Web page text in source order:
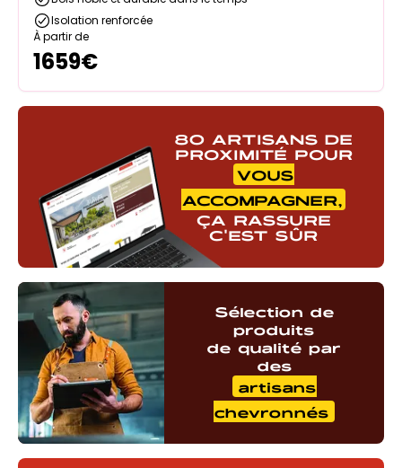
Isolation renforcée
À partir de
1659€
80 ARTISANS DE
PROXIMITÉ POUR
VOUS
ACCOMPAGNER,
ÇA RASSURE
C'EST SÛR
Sélection de
produits
de qualité par
des
artisans
chevronnés